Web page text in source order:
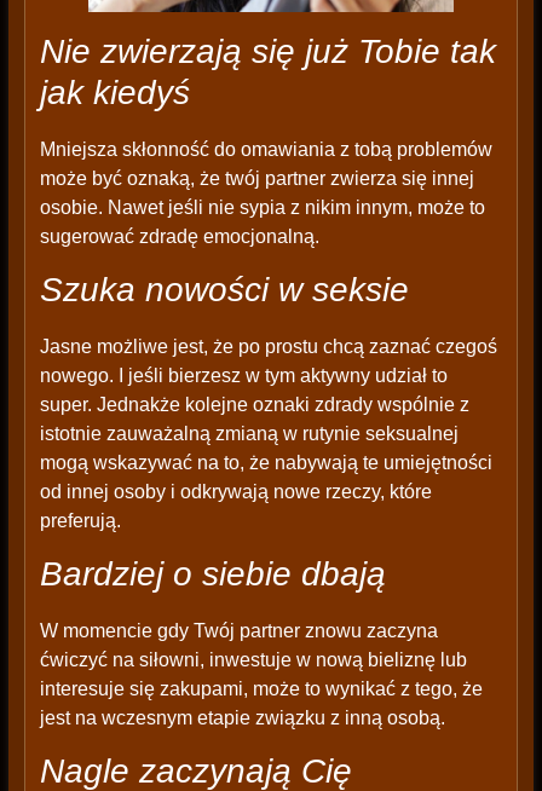
Nie zwierzają się już Tobie tak
jak kiedyś
Mniejsza skłonność do omawiania z tobą problemów
może być oznaką, że twój partner zwierza się innej
osobie. Nawet jeśli nie sypia z nikim innym, może to
sugerować zdradę emocjonalną.
Szuka nowości w seksie
Jasne możliwe jest, że po prostu chcą zaznać czegoś
nowego. I jeśli bierzesz w tym aktywny udział to
super. Jednakże kolejne oznaki zdrady wspólnie z
istotnie zauważalną zmianą w rutynie seksualnej
mogą wskazywać na to, że nabywają te umiejętności
od innej osoby i odkrywają nowe rzeczy, które
preferują.
Bardziej o siebie dbają
W momencie gdy Twój partner znowu zaczyna
ćwiczyć na siłowni, inwestuje w nową bieliznę lub
interesuje się zakupami, może to wynikać z tego, że
jest na wczesnym etapie związku z inną osobą.
Nagle zaczynają Cię